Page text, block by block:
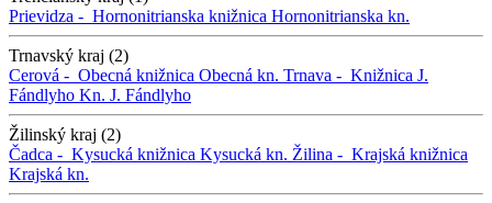
Prievidza - Hornonitrianska knižnica Hornonitrianska kn.
Trnavský kraj (2)
Cerová - Obecná knižnica Obecná kn. Trnava - Knižnica J.
Fándlyho Kn. J. Fándlyho
Žilinský kraj (2)
Čadca - Kysucká knižnica Kysucká kn. Žilina - Krajská knižnica
Krajská kn.